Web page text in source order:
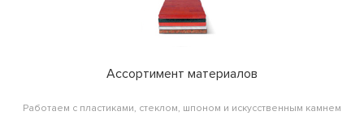
Ассортимент материалов
Работаем с пластиками, стеклом, шпоном и искусственным камнем